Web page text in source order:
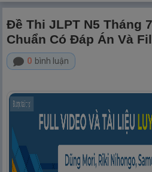
Đề Thi JLPT N5 Tháng
Chuẩn Có Đáp Án Và
0 bình luận